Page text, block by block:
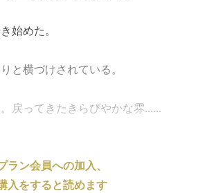
始めた。
と横づけされている。
戻ってきたきらびやかな雰......
ン会員への加入、
入をすると読めます